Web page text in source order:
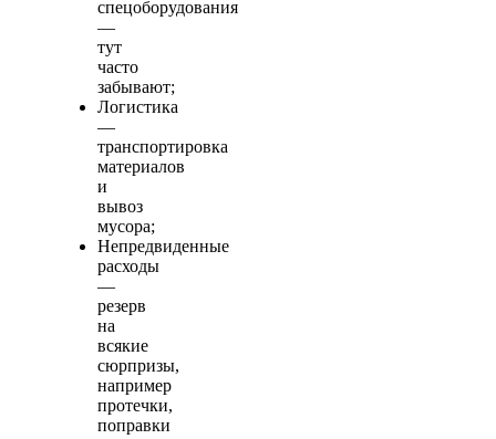
спецоборудования
—
тут
часто
забывают;
Логистика
—
транспортировка
материалов
и
вывоз
мусора;
Непредвиденные
расходы
—
резерв
на
всякие
сюрпризы,
например
протечки,
поправки